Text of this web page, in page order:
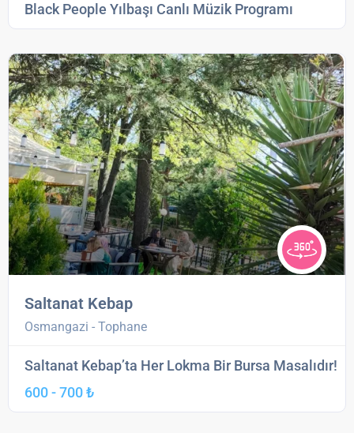
Black People Yılbaşı Canlı Müzik Programı
Saltanat Kebap
Osmangazi - Tophane
Saltanat Kebap’ta Her Lokma Bir Bursa Masalıdır!
600 - 700 ₺